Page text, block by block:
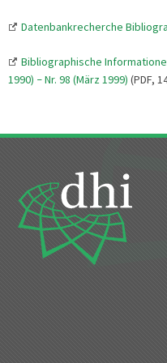
Datenbankrecherche
Bibliographische
1990) – Nr. 98 (März 1999) (PDF,